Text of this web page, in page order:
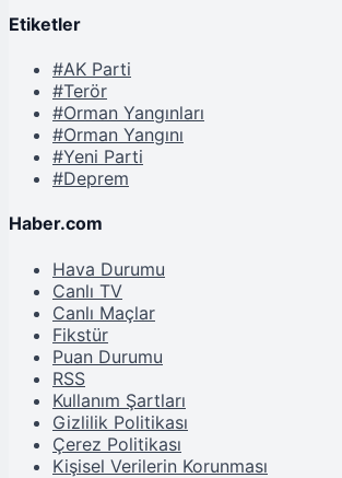
Etiketler
#AK Parti
#Terör
#Orman Yangınları
#Orman Yangını
#Yeni Parti
#Deprem
Haber.com
Hava Durumu
Canlı TV
Canlı Maçlar
Fikstür
Puan Durumu
RSS
Kullanım Şartları
Gizlilik Politikası
Çerez Politikası
Kişisel Verilerin Korunması